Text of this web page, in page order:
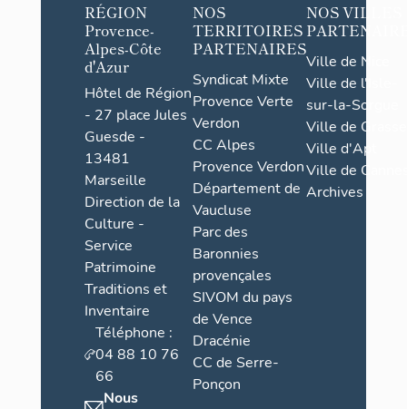
RÉGION
Provence-
Alpes-Côte
d'Azur
Hôtel de Région
- 27 place Jules
Guesde -
13481
Marseille
Direction de la
Culture -
Service
Patrimoine
Traditions et
Inventaire
Téléphone :
04 88 10 76
66
Nous
NOS
TERRITOIRES
PARTENAIRES
Syndicat Mixte
Provence Verte
Verdon
CC Alpes
Provence Verdon
Département de
Vaucluse
Parc des
Baronnies
provençales
SIVOM du pays
de Vence
Dracénie
CC de Serre-
Ponçon
NOS VILLES
Ville de Nice
Ville de l'Isle-
sur-la-Sorgue
Ville de Grasse
Ville d'Apt
Ville de
Archives